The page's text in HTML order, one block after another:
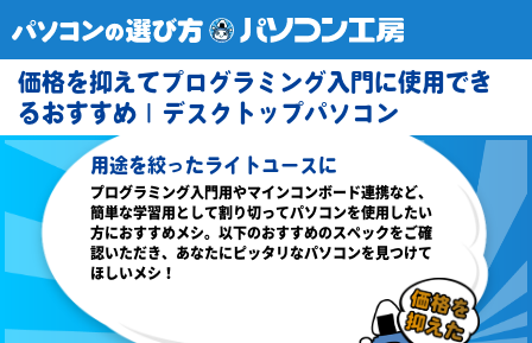
価格を抑えてプログラミング入門に使用でき
るおすすめ | デスクトップパソコン
用途を絞ったライトユースに
プログラミング入門用やマインコンボード連携など、
簡単な学習用として割り切ってパソコンを使用したい
方におすすめメシ。以下のおすすめのスペックをご確
認いただき、あなたにピッタリなパソコンを見つけて
ほしいメシ！